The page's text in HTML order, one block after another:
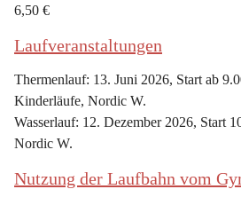
6,50 €
Laufveranstaltungen
Thermenlauf: 13. Juni 2026, Start ab
Kinderläufe, Nordic W.
Wasserlauf: 12. Dezember 2026, Start
Nordic W.
Nutzung der Laufbahn vom